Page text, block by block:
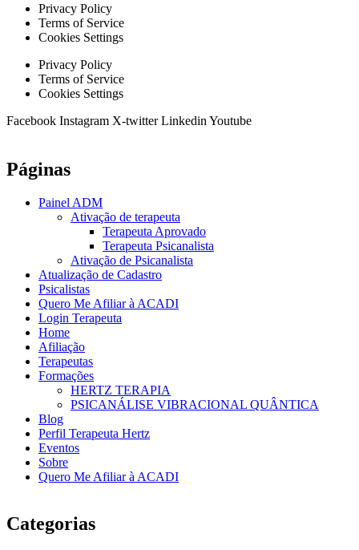
Privacy Policy
Terms of Service
Cookies Settings
Privacy Policy
Terms of Service
Cookies Settings
Facebook Instagram X-twitter Linkedin Youtube
Páginas
Painel ADM
Ativação de terapeuta
Terapeuta Aprovado
Terapeuta Psicanalista
Ativação de Psicanalista
Atualização de Cadastro
Psicalistas
Quero Me Afiliar à ACADI
Login Terapeuta
Home
Afiliação
Terapeutas
Formações
HERTZ TERAPIA
PSICANÁLISE VIBRACIONAL QUÂNTICA
Blog
Perfil Terapeuta Hertz
Eventos
Sobre
Quero Me Afiliar à ACADI
Categorias